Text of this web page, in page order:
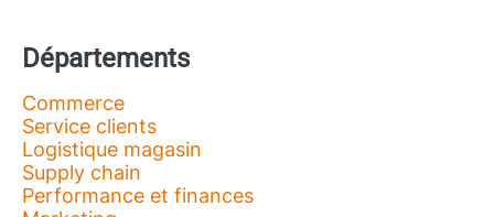
Départements
Commerce
Service clients
Logistique magasin
Supply chain
Performance et finances